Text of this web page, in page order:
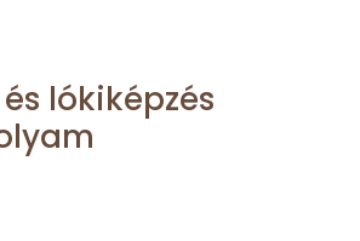
lókiképzés